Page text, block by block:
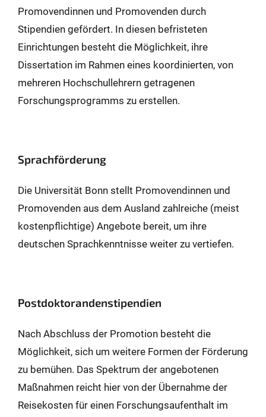
Promovendinnen und Promovenden durch
Stipendien gefördert. In diesen befristeten
Einrichtungen besteht die Möglichkeit, ihre
Dissertation im Rahmen eines koordinierten, von
mehreren Hochschullehrern getragenen
Forschungsprogramms zu erstellen.
Sprachförderung
Die Universität Bonn stellt Promovendinnen und
Promovenden aus dem Ausland zahlreiche (meist
kostenpflichtige) Angebote bereit, um ihre
deutschen Sprachkenntnisse weiter zu vertiefen.
Postdoktorandenstipendien
Nach Abschluss der Promotion besteht die
Möglichkeit, sich um weitere Formen der Förderung
zu bemühen. Das Spektrum der angebotenen
Maßnahmen reicht hier von der Übernahme der
Reisekosten für einen Forschungsaufenthalt im